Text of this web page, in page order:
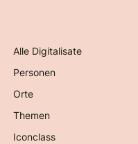
Alle Digitalisate
Personen
Orte
Themen
Iconclass